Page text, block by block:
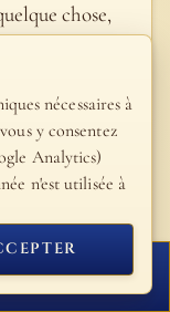
chose,
en tant
essaient
gloire se
me glorifie.
ainsi qu’il
verset 50.
manières,
VERSET
nécessaires à
y consentez
Analytics)
n'est utilisée à